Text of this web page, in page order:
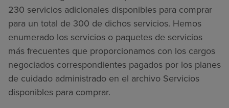
230 servicios adicionales disponibles para comprar
para un total de 300 de dichos servicios. Hemos
enumerado los servicios o paquetes de servicios
más frecuentes que proporcionamos con los cargos
negociados correspondientes pagados por los planes
de cuidado administrado en el archivo Servicios
disponibles para comprar.